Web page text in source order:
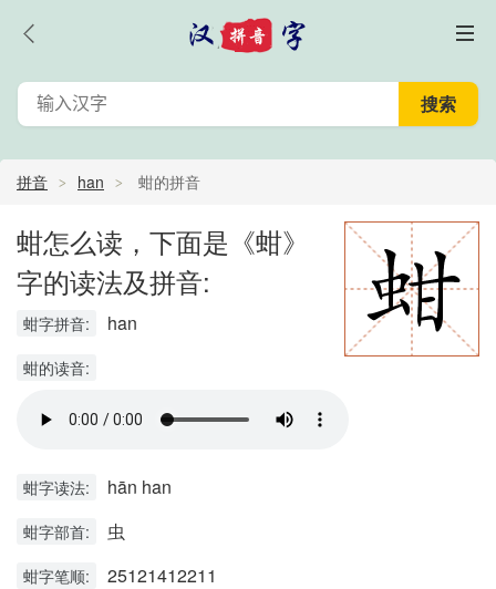
拼音 han 蚶的拼音
蚶怎么读，下面是《蚶》
字的读法及拼音:
蚶字拼音: han
蚶的读音:
蚶字读法: hān han
蚶字部首: 虫
蚶字笔顺: 25121412211